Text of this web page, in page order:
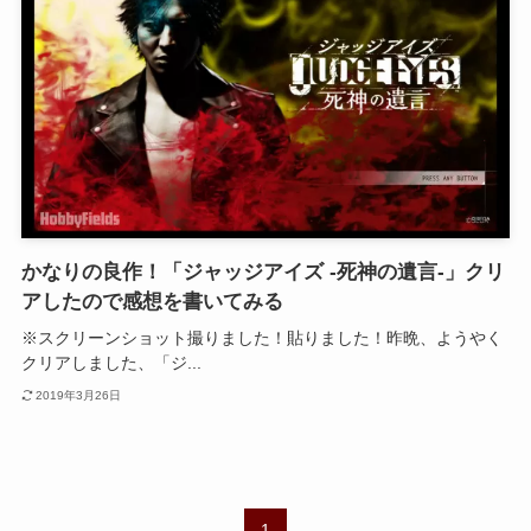
かなりの良作！「ジャッジアイズ -死神の遺言-」クリ
アしたので感想を書いてみる
※スクリーンショット撮りました！貼りました！昨晩、ようやく
クリアしました、「ジ...
2019年3月26日